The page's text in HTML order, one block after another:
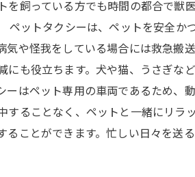
を飼っている方でも時間の都合で獣
ペットタクシーは、ペットを安全
気や怪我をしている場合には救急搬
にも役立ちます。犬や猫、うさぎ
ーはペット専用の車両であるため、
することなく、ペットと一緒にリ
ることができます。忙しい日々を送